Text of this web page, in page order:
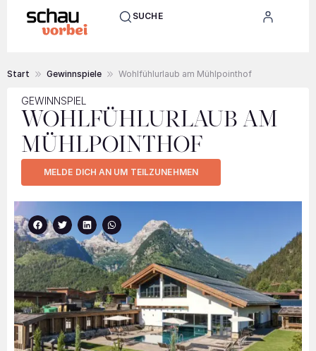
SUCHE
Start Gewinnspiele Wohlfühlurlaub am Mühlpointhof
GEWINNSPIEL
WOHLFÜHLURLAUB AM
MÜHLPOINTHOF
MELDE DICH AN UM TEILZUNEHMEN